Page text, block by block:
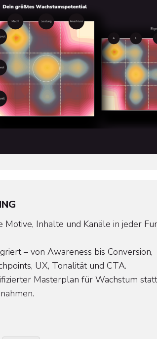
Inhalte und Kanäle in jeder
– von Awareness bis Conversion,
UX, Tonalität und CTA.
Masterplan für Wachstum statt